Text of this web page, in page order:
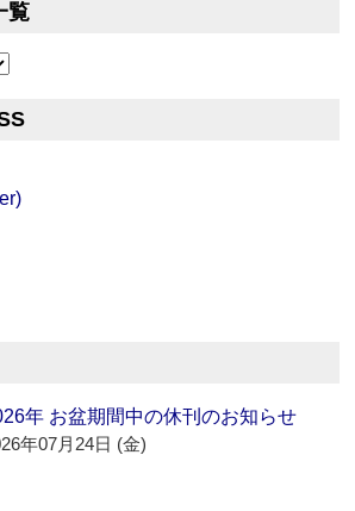
覧
年 お盆期間中の休刊のお知らせ
年07月24日 (金)